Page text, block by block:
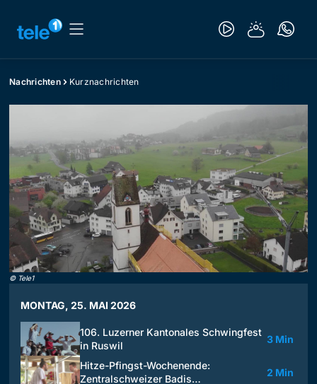
Nachrichten Kurznachrichten
© Tele1
MONTAG, 25. MAI 2026
106. Luzerner Kantonales Schwingfest
in Ruswil
3 Min
Hitze-Pfingst-Wochenende:
Zentralschweizer Badis…
2 Min